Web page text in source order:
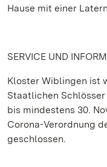
Hause mit einer
SERVICE UND
Kloster Wiblingen ist
Staatlichen
bis mindestens 30.
Corona-Verordnung
geschlossen.